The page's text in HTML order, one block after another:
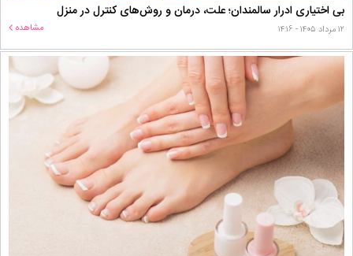
بی اختیاری ادرار سالمندان؛ علت، درمان و روش‌های کنترل در منزل
۱۲ مرداد ۱۴۰۵ - ۱۴:۱۶ مشاهده